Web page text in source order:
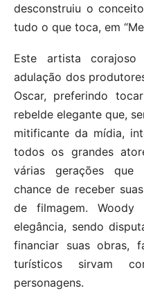
desconstruiu o
tudo o que toca, em
Este artista
adulação dos
Oscar, preferindo
rebelde elegante que,
mitificante da mídia,
todos os grandes
várias gerações que
chance de receber
de filmagem.
elegância, sendo
financiar suas obras,
turísticos sirvam
personagens.